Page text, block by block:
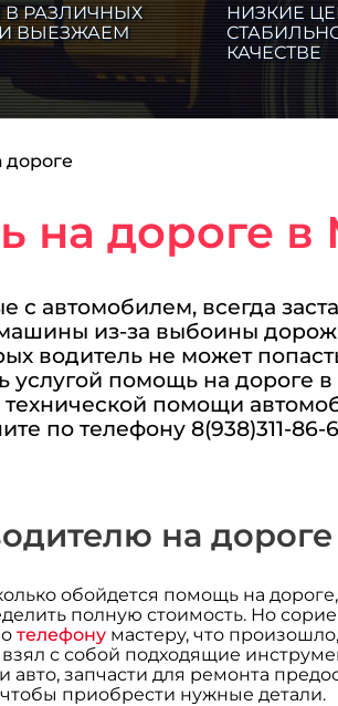
РАЗЛИЧНЫХ
ВЫЕЗЖАЕМ
НИЗКИЕ
КАЧЕСТВЕ
на дороге
автомобилем, всегда
из-за выбоины
водитель не может
услугой помощь на дороге
технической помощи
по телефону 8(938)311-
на дороге
обойдется помощь на
полную стоимость. Но
телефонумастеру, что
с собой подходящие
запчасти для ремонта
приобрести нужные детали.